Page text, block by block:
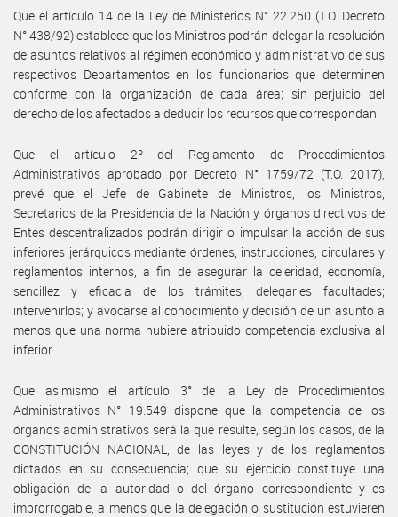
Que el artículo 14 de la Ley de Ministerios N° 22.250 (T.O. Decreto
N° 438/92) establece que los Ministros podrán delegar la resolución
de asuntos relativos al régimen económico y administrativo de sus
respectivos Departamentos en los funcionarios que determinen
conforme con la organización de cada área; sin perjuicio del
derecho de los afectados a deducir los recursos que correspondan.
Que el artículo 2º del Reglamento de Procedimientos
Administrativos aprobado por Decreto N° 1759/72 (T.O. 2017),
prevé que el Jefe de Gabinete de Ministros, los Ministros,
Secretarios de la Presidencia de la Nación y órganos directivos de
Entes descentralizados podrán dirigir o impulsar la acción de sus
inferiores jerárquicos mediante órdenes, instrucciones, circulares y
reglamentos internos, a fin de asegurar la celeridad, economía,
sencillez y eficacia de los trámites, delegarles facultades;
intervenirlos; y avocarse al conocimiento y decisión de un asunto a
menos que una norma hubiere atribuido competencia exclusiva al
inferior.
Que asimismo el artículo 3° de la Ley de Procedimientos
Administrativos N° 19.549 dispone que la competencia de los
órganos administrativos será la que resulte, según los casos, de la
CONSTITUCIÓN NACIONAL, de las leyes y de los reglamentos
dictados en su consecuencia; que su ejercicio constituye una
obligación de la autoridad o del órgano correspondiente y es
improrrogable, a menos que la delegación o sustitución estuvieren